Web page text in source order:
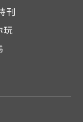
刊
玩